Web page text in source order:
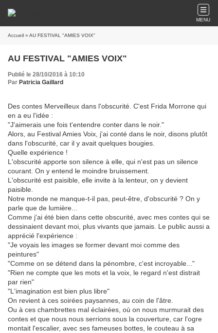
MENU
Accueil » AU FESTIVAL "AMIES VOIX"
AU FESTIVAL "AMIES VOIX"
Publié le 28/10/2016 à 10:10
Par Patricia Gaillard
Des contes Merveilleux dans l'obscurité. C'est Frida Morrone qui
en a eu l'idée :
"J'aimerais une fois t'entendre conter dans le noir."
Alors, au Festival Amies Voix, j'ai conté dans le noir, disons plutôt
dans l'obscurité, car il y avait quelques bougies.
Quelle expérience !
L'obscurité apporte son silence à elle, qui n'est pas un silence
courant. On y entend le moindre bruissement.
L'obscurité est paisible, elle invite à la lenteur, on y devient
paisible.
Notre monde ne manque-t-il pas, peut-être, d'obscurité ? On y
parle que de lumière...
Comme j'ai été bien dans cette obscurité, avec mes contes qui se
dessinaient devant moi, plus vivants que jamais. Le public aussi a
apprécié l'expérience :
"Je voyais les images se former devant moi comme des
peintures"
"Comme on se détend dans la pénombre, c'est incroyable..."
"Rien ne compte que les mots et la voix, le regard n'est distrait
par rien"
"L'imagination est bien plus libre"
On revient à ces soirées paysannes, au coin de l'âtre.
Ou à ces chambrettes mal éclairées, où on nous murmurait des
contes et que nous nous serrions sous la couverture, car l'ogre
montait l'escalier, avec ses fameuses bottes, le couteau à sa